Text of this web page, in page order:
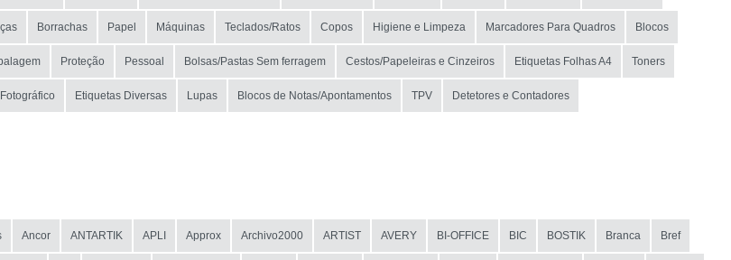
Borrachas Papel Máquinas Teclados/Ratos Copos Higiene e Limpeza Marcadores Para Quadros Blocos
Proteção Pessoal Bolsas/Pastas Sem ferragem Cestos/Papeleiras e Cinzeiros Etiquetas Folhas A4 Toners
Etiquetas Diversas Lupas Blocos de Notas/Apontamentos TPV Detetores e Contadores
Ancor ANTARTIK APLI Approx Archivo2000 ARTIST AVERY BI-OFFICE BIC BOSTIK Branca Bref